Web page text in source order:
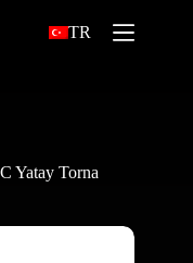
TR
Yatay Torna